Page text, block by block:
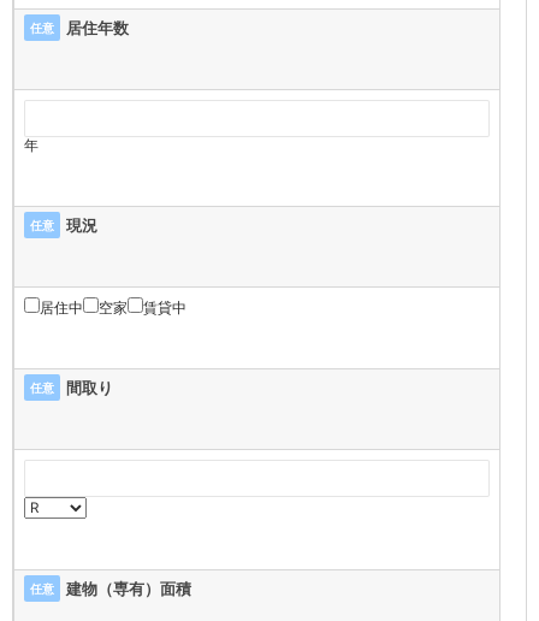
任意 居住年数
年
任意 現況
居住中 空家 賃貸中
任意 間取り
任意 建物（専有）面積